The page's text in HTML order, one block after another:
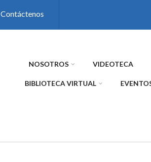
Contáctenos
NOSOTROS VIDEOTECA
BIBLIOTECA VIRTUAL